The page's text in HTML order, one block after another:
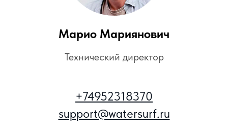
Марио Мариянович
Технический директор
+74952318370
support@watersurf.ru